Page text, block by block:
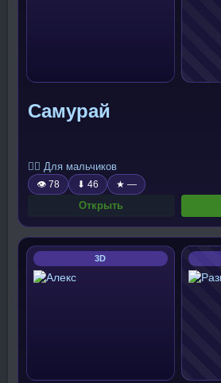
Самурай
🧍‍♂️ Для мальчиков
👁 78 ⬇ 46 ★ —
Открыть
3D